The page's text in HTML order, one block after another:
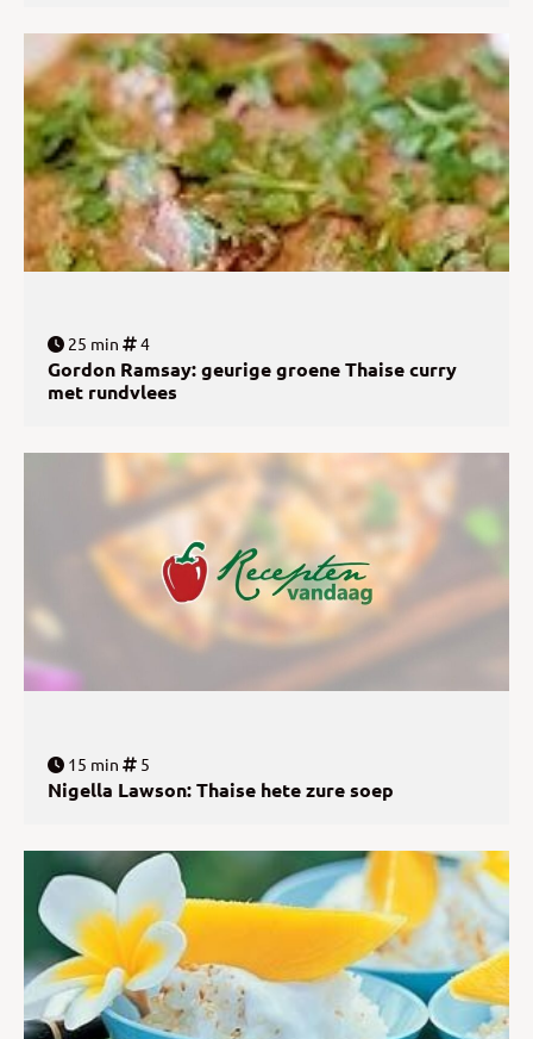
25 min 4
Gordon Ramsay: geurige groene Thaise curry
met rundvlees
15 min 5
Nigella Lawson: Thaise hete zure soep